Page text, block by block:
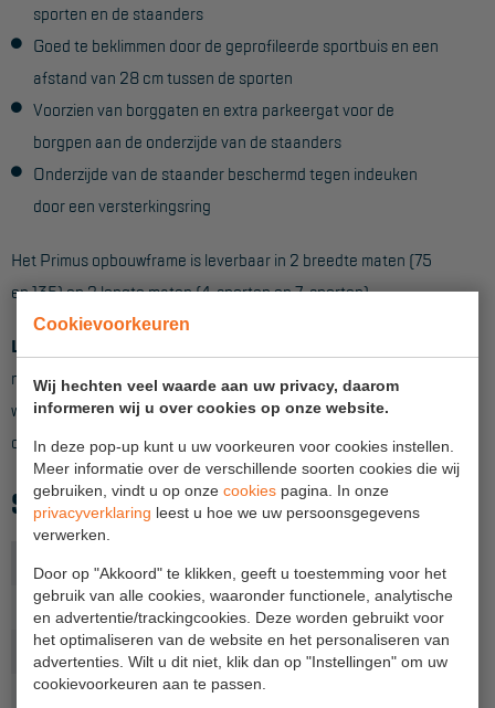
Cookievoorkeuren
Wij hechten veel waarde aan uw privacy, daarom
informeren wij u over cookies op onze website.
In deze pop-up kunt u uw voorkeuren voor cookies instellen.
Meer informatie over de verschillende soorten cookies die wij
gebruiken, vindt u op onze cookies pagina. In onze
privacyverklaring leest u hoe we uw persoonsgegevens
verwerken.
Door op "Akkoord" te klikken, geeft u toestemming voor het
gebruik van alle cookies, waaronder functionele, analytische
en advertentie/trackingcookies. Deze worden gebruikt voor
het optimaliseren van de website en het personaliseren van
advertenties. Wilt u dit niet, klik dan op "Instellingen" om uw
cookievoorkeuren aan te passen.
Rolsteigers
Schilderstellingen
Gevelsteigers
Steiger overkapping
Hangbruginstallaties
Gevelrenovatie
Industrieel onderhoud
Hoogwerkers
Telescoop hoogwerkers
Knikarmhoogwerkers
Spinhoogwerkers
Schaarhoogwerkers
Masthoogwerkers
Autohoogwerkers
Project toepassingen
sporten en de staanders
Goed te beklimmen door de geprofileerde sportbuis en een
afstand van 28 cm tussen de sporten
Voorzien van borggaten en extra parkeergat voor de
borgpen aan de onderzijde van de staanders
Onderzijde van de staander beschermd tegen indeuken
door een versterkingsring
Het Primus opbouwframe is leverbaar in 2 breedte maten (75
en 135) en 2 lengte maten (4-sporten en 7-sporten).
Let op!
met andere Primus rolsteigeronderdelen. De maatvoering
wijkt af van standaard Sky-Line en Pro-Line rolsteiger
onderdelen.
SPECIFICATIES
Aantal sporten
Uitvoering 75 - smal
Gewicht (kg) 3,8
Productlijn Primus